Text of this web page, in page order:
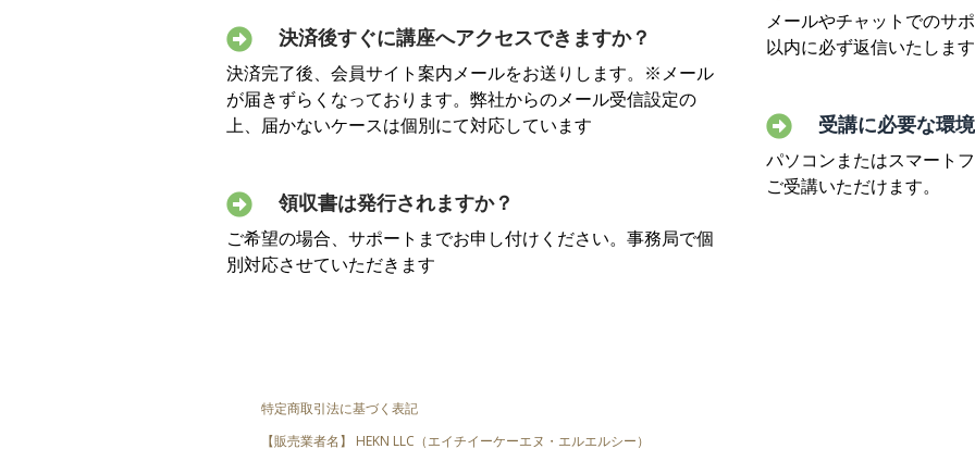
決済後すぐに講座へアクセスできますか？
決済完了後、会員サイト案内メールをお送りします。※メール
が届きずらくなっております。弊社からのメール受信設定の
上、届かないケースは個別にて対応しています
領収書は発行されますか？
ご希望の場合、サポートまでお申し付けください。事務局で個
別対応させていただきます
メールやチャットでのサ
以内に必ず返信いたしま
受講に必要な環
パソコンまたはスマート
ご受講いただけます。
特定商取引法に基づく表記
【販売業者名】 HEKN LLC（エイチイーケーエヌ・エルエルシー）